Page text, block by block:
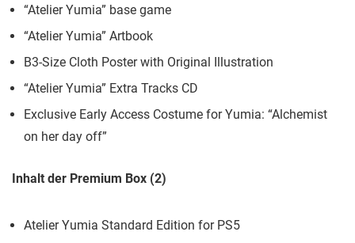
“Atelier Yumia” base game
“Atelier Yumia” Artbook
B3-Size Cloth Poster with Original Illustration
“Atelier Yumia” Extra Tracks CD
Exclusive Early Access Costume for Yumia: “Alchemist
on her day off”
Inhalt der Premium Box (2)
Atelier Yumia Standard Edition for PS5